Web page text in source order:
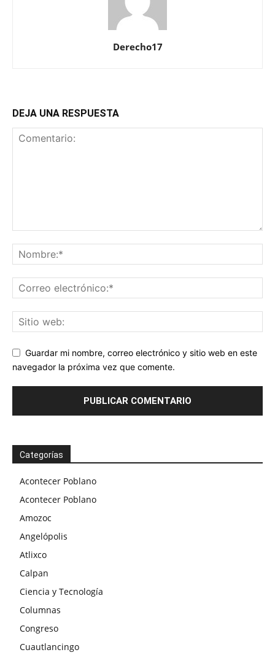
Derecho17
DEJA UNA RESPUESTA
Guardar mi nombre, correo electrónico y sitio web en este
navegador la próxima vez que comente.
Categorías
Acontecer Poblano
Acontecer Poblano
Amozoc
Angelópolis
Atlixco
Calpan
Ciencia y Tecnología
Columnas
Congreso
Cuautlancingo